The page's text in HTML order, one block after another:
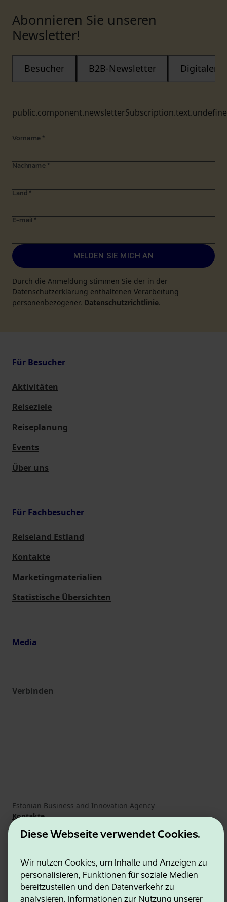
Diese Webseite verwendet Cookies.
Wir nutzen Cookies, um Inhalte und Anzeigen zu
personalisieren, Funktionen für soziale Medien
bereitzustellen und den Datenverkehr zu
analysieren. Informationen zur Nutzung unserer
Abonnieren Sie unseren
Newsletter!
Besucher B2B-Newsletter Digitaler
Vorname *
Nachname *
Land *
E-mail *
MELDEN SIE MICH AN
Durch die Anmeldung stimmen Sie der in der
Datenschutzerklärung enthaltenen Verarbeitung
personenbezogener. Datenschutzrichtlinie.
Für Besucher
Aktivitäten
Reiseziele
Reiseplanung
Events
Über uns
Für Fachbesucher
Reiseland Estland
Kontakte
Marketingmaterialien
Statistische Übersichten
Media
Verbinden
Estonian Business and Innovation Agency
Kontakte
Nutzungsbedingungen